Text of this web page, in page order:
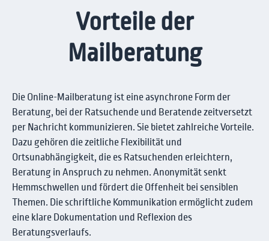
Vorteile der
Mailberatung
Die Online-Mailberatung ist eine asynchrone Form der
Beratung, bei der Ratsuchende und Beratende zeitversetzt
per Nachricht kommunizieren. Sie bietet zahlreiche Vorteile.
Dazu gehören die zeitliche Flexibilität und
Ortsunabhängigkeit, die es Ratsuchenden erleichtern,
Beratung in Anspruch zu nehmen. Anonymität senkt
Hemmschwellen und fördert die Offenheit bei sensiblen
Themen. Die schriftliche Kommunikation ermöglicht zudem
eine klare Dokumentation und Reflexion des
Beratungsverlaufs.